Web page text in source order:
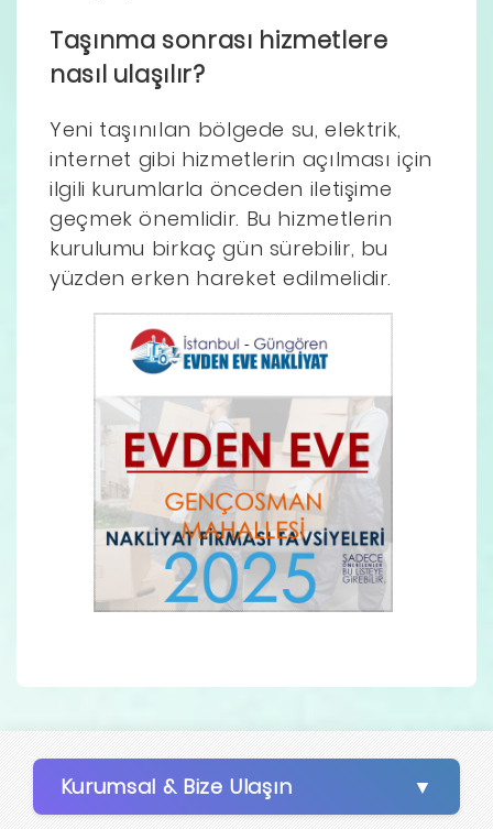
Taşınma sonrası hizmetlere
nasıl ulaşılır?
Yeni taşınılan bölgede su, elektrik,
internet gibi hizmetlerin açılması için
ilgili kurumlarla önceden iletişime
geçmek önemlidir. Bu hizmetlerin
kurulumu birkaç gün sürebilir, bu
yüzden erken hareket edilmelidir.
Kurumsal & Bize Ulaşın